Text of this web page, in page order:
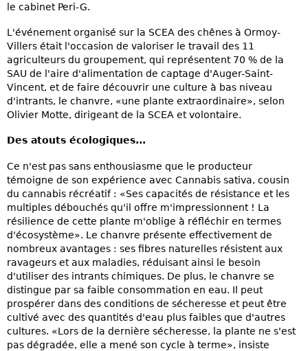
le cabinet Peri-G.
L'événement organisé sur la SCEA des chênes à Ormoy-
Villers était l'occasion de valoriser le travail des 11
agriculteurs du groupement, qui représentent 70 % de la
SAU de l'aire d'alimentation de captage d'Auger-Saint-
Vincent, et de faire découvrir une culture à bas niveau
d'intrants, le chanvre, «une plante extraordinaire», selon
Olivier Motte, dirigeant de la SCEA et volontaire.
Des atouts écologiques...
Ce n'est pas sans enthousiasme que le producteur
témoigne de son expérience avec Cannabis sativa, cousin
du cannabis récréatif : «Ses capacités de résistance et les
multiples débouchés qu'il offre m'impressionnent ! La
résilience de cette plante m'oblige à réfléchir en termes
d'écosystème». Le chanvre présente effectivement de
nombreux avantages : ses fibres naturelles résistent aux
ravageurs et aux maladies, réduisant ainsi le besoin
d'utiliser des intrants chimiques. De plus, le chanvre se
distingue par sa faible consommation en eau. Il peut
prospérer dans des conditions de sécheresse et peut être
cultivé avec des quantités d'eau plus faibles que d'autres
cultures. «Lors de la dernière sécheresse, la plante ne s'est
pas dégradée, elle a mené son cycle à terme», insiste